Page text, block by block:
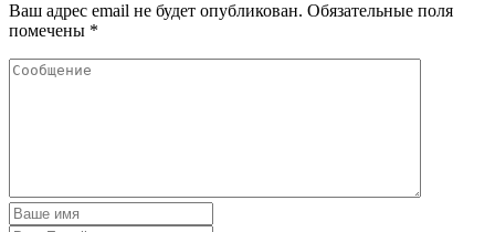
Ваш адрес email не будет опубликован. Обязательные поля
помечены *